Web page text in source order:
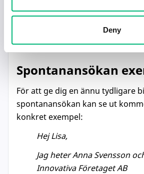
Deny
e-postmeddelande eller ring
påminna arbetsgivaren om din
Spontanansökan
För att ge dig en ännu tydligare
spontanansökan kan se ut
konkret exempel:
Hej Lisa,
Jag heter Anna Svensson
Innovativa Företaget AB